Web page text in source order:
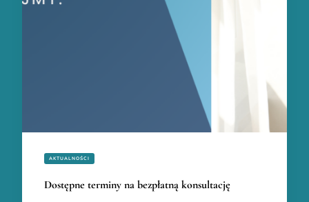
AKTUALNOŚCI
Dostępne terminy na bezpłatną konsultację